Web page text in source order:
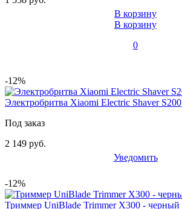
В корзину
В корзину
0
-12%
Электробритва Xiaomi Electric Shaver S200
Под заказ
2 149 руб.
Уведомить
-12%
Триммер UniBlade Trimmer X300 - черный